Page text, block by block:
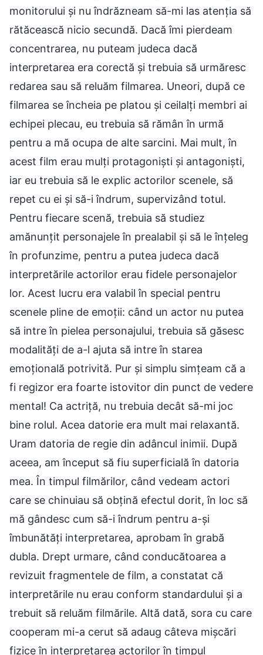
monitorului și nu îndrăzneam să-mi las atenția să
rătăcească nicio secundă. Dacă îmi pierdeam
concentrarea, nu puteam judeca dacă
interpretarea era corectă și trebuia să urmăresc
redarea sau să reluăm filmarea. Uneori, după ce
filmarea se încheia pe platou și ceilalți membri ai
echipei plecau, eu trebuia să rămân în urmă
pentru a mă ocupa de alte sarcini. Mai mult, în
acest film erau mulți protagoniști și antagoniști,
iar eu trebuia să le explic actorilor scenele, să
repet cu ei și să-i îndrum, supervizând totul.
Pentru fiecare scenă, trebuia să studiez
amănunțit personajele în prealabil și să le înțeleg
în profunzime, pentru a putea judeca dacă
interpretările actorilor erau fidele personajelor
lor. Acest lucru era valabil în special pentru
scenele pline de emoții: când un actor nu putea
să intre în pielea personajului, trebuia să găsesc
modalități de a-l ajuta să intre în starea
emoțională potrivită. Pur și simplu simțeam că a
fi regizor era foarte istovitor din punct de vedere
mental! Ca actriță, nu trebuia decât să-mi joc
bine rolul. Acea datorie era mult mai relaxantă.
Uram datoria de regie din adâncul inimii. După
aceea, am început să fiu superficială în datoria
mea. În timpul filmărilor, când vedeam actori
care se chinuiau să obțină efectul dorit, în loc să
mă gândesc cum să-i îndrum pentru a-și
îmbunătăți interpretarea, aprobam în grabă
dubla. Drept urmare, când conducătoarea a
revizuit fragmentele de film, a constatat că
interpretările nu erau conform standardului și a
trebuit să reluăm filmările. Altă dată, sora cu care
cooperam mi-a cerut să adaug câteva mișcări
fizice în interpretarea actorilor în timpul